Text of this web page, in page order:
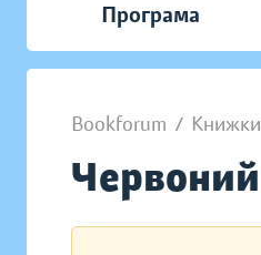
Програма
Bookforum / Книжки
Червоний